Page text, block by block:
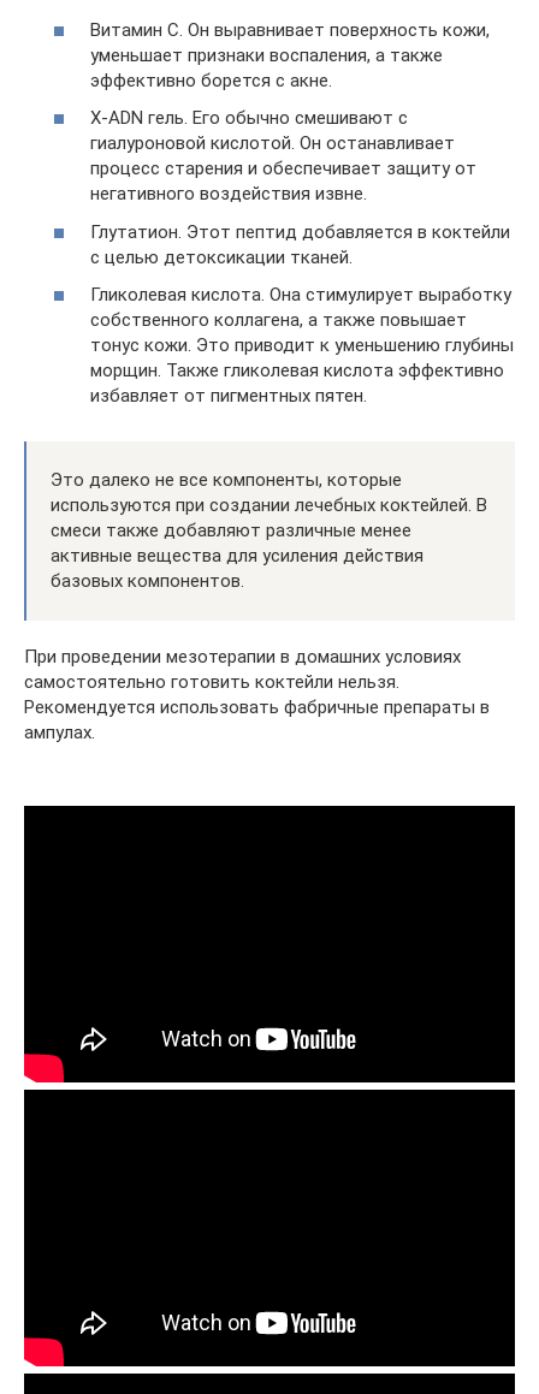
Витамин С. Он выравнивает поверхность кожи,
уменьшает признаки воспаления, а также
эффективно борется с акне.
X-ADN гель. Его обычно смешивают с
гиалуроновой кислотой. Он останавливает
процесс старения и обеспечивает защиту от
негативного воздействия извне.
Глутатион. Этот пептид добавляется в коктейли
с целью детоксикации тканей.
Гликолевая кислота. Она стимулирует выработку
собственного коллагена, а также повышает
тонус кожи. Это приводит к уменьшению глубины
морщин. Также гликолевая кислота эффективно
избавляет от пигментных пятен.
Это далеко не все компоненты, которые
используются при создании лечебных коктейлей. В
смеси также добавляют различные менее
активные вещества для усиления действия
базовых компонентов.
При проведении мезотерапии в домашних условиях
самостоятельно готовить коктейли нельзя.
Рекомендуется использовать фабричные препараты в
ампулах.